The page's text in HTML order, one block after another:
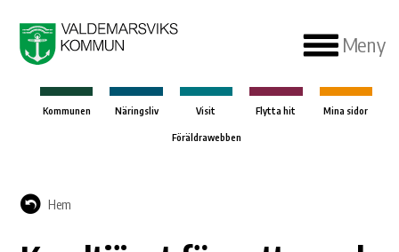
Meny
Kommunen Näringsliv Visit Flytta hit Mina sidor
Föräldrawebben
Hem